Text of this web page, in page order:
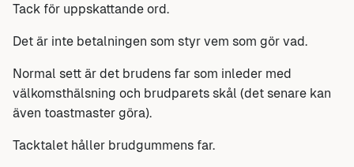
Tack för uppskattande ord.
Det är inte betalningen som styr vem som gör vad.
Normal sett är det brudens far som inleder med
välkomsthälsning och brudparets skål (det senare kan
även toastmaster göra).
Tacktalet håller brudgummens far.